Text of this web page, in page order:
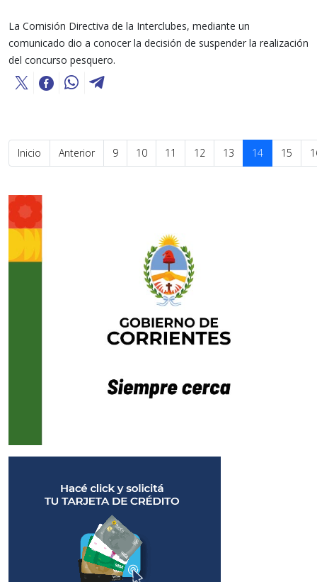
La Comisión Directiva de la Interclubes, mediante un
comunicado dio a conocer la decisión de suspender la realización
del concurso pesquero.
Inicio Anterior 9 10 11 12 13 14 15